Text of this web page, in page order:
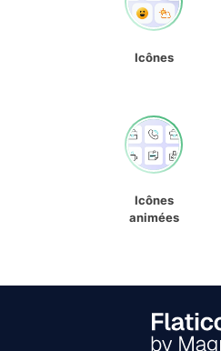
Icônes
Icônes
animées